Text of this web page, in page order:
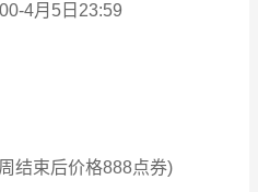
4月5日23:59
结束后价格888点券)